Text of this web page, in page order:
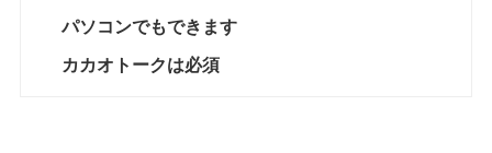
パソコンでもできます
カカオトークは必須